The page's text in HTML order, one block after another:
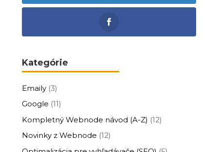
Kategórie
Emaily(3)
Google (11)
Kompletný Webnode návod (A-Z) (12)
Novinky z Webnode (12)